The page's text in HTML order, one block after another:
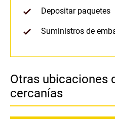
Depositar paquetes
Suministros de
Otras ubicaciones
cercanías